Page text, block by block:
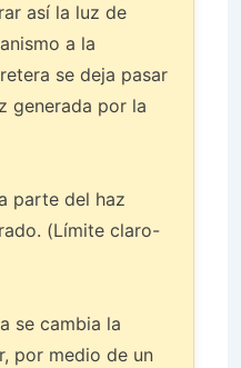
así la luz de
a la
se deja pasar
generada por la
parte del haz
(Límite claro-
se cambia la
por medio de un